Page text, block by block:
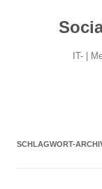
IT- |
SCHLAGWORT-